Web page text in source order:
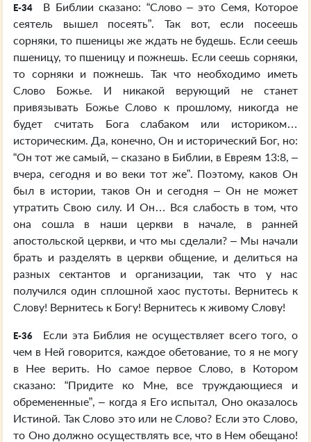
E-34
В Библии сказано: “Слово – это Семя, Которое
сеятель вышел посеять”. Так вот, если посеешь
сорняки, то пшеницы же ждать не будешь. Если сеешь
пшеницу, то пшеницу и пожнешь. Если сеешь сорняки,
то сорняки и пожнешь. Так что необходимо иметь
Слово Божье. И никакой верующий не станет
привязывать Божье Слово к прошлому, никогда не
будет считать Бога слабаком или историком…
историческим. Да, конечно, Он и исторический Бог, но:
“Он тот же самый, – сказано в Библии, в Евреям 13:8, –
вчера, сегодня и во веки тот же”. Поэтому, каков Он
был в истории, таков Он и сегодня – Он не может
утратить Свою силу. И Он… Вся слабость в том, что
она сошла в наши церкви в начале, в ранней
апостольской церкви, и что мы сделали? – Мы начали
брать и разделять в церкви общение, и делиться на
разных сектантов и организации, так что у нас
получился один сплошной хаос пустоты. Вернитесь к
Слову! Вернитесь к Богу! Вернитесь к живому Слову!
E-36
Если эта Библия не осуществляет всего того, о
чем в Ней говорится, каждое обетование, то я не могу
в Нее верить. Но самое первое Слово, в Котором
сказано: “Придите ко Мне, все труждающиеся и
обремененные”, – когда я Его испытал, Оно оказалось
Истиной. Так Слово это или не Слово? Если это Слово,
то Оно должно осуществлять все, что в Нем обещано!